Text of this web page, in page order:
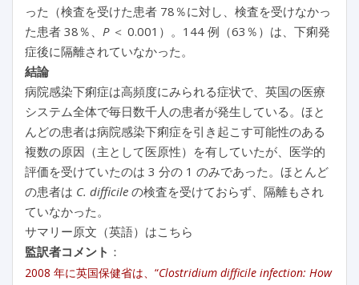
った（検査を受けた患者 78％に対し、検査を受けなかっ
た患者 38％、 P＜ 0.001）。144 例（63％）は、下痢発
症後に隔離されていなかった。
結論
病院感染下痢症は高頻度にみられる症状で、英国の医療
システム全体で毎日数千人の患者が発生している。ほと
んどの患者は病院感染下痢症を引き起こす可能性のある
複数の原因（主として医原性）を有していたが、医学的
評価を受けていたのは 3 分の 1 のみであった。ほとんど
の患者は C. difficile の検査を受けておらず、隔離もされ
ていなかった。
サマリー原文（英語）はこちら
監訳者コメント ：
2008 年に英国保健省は、“Clostridium difficile infection: How